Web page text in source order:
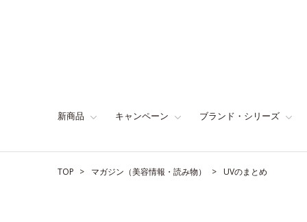
新商品 キャンペーン ブランド・シリーズ
TOP マガジン（美容情報・読み物） UVのまとめ